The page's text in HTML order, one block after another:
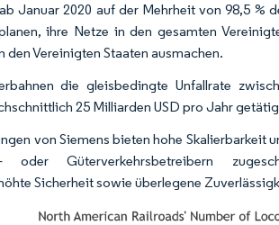
Januar 2020 auf der Mehrheit von 98,5 %
ihre Netze in den gesamten
den Vereinigten Staaten ausmachen.
die gleisbedingte Unfallrate
25 Milliarden USD pro Jahr
von Siemens bieten hohe
oder Güterverkehrsbetreibern
Sicherheit sowie überlegene